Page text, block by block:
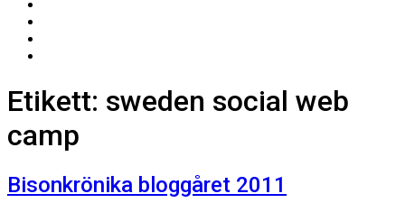
Etikett: sweden social web
camp
Bisonkrönika bloggåret 2011